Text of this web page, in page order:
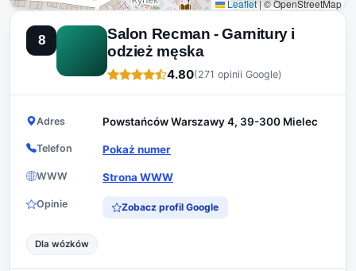
Leaflet | © OpenStreetMap
8
Salon Recman - Garnitury i
odzież męska
4.80(271 opinii Google)
Adres Powstańców Warszawy 4, 39-300 Mielec
Telefon Pokaż numer
WWW Strona WWW
Opinie Zobacz profil Google
Dla wózków